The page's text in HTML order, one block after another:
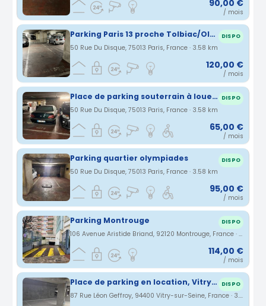
90,00 €
/ mois
Parking Paris 13 proche Tolbiac/Olympiades DISPO
50 Rue Du Disque, 75013 Paris, France · 3.58 km
120,00 €
/ mois
Place de parking souterrain à louer, située au 50 rue du Disque, sous la Tour Helsinki dans le 13ème arrondissement de Paris DISPO
50 Rue Du Disque, 75013 Paris, France · 3.58 km
65,00 €
/ mois
Parking quartier olympiades DISPO
50 Rue Du Disque, 75013 Paris, France · 3.58 km
95,00 €
/ mois
Parking Montrouge DISPO
106 Avenue Aristide Briand, 92120 Montrouge, France · 3.59 km
114,00 €
/ mois
Place de parking en location, Vitry-sur-Seine DISPO
87 Rue Léon Geffroy, 94400 Vitry-sur-Seine, France · 3.59 km